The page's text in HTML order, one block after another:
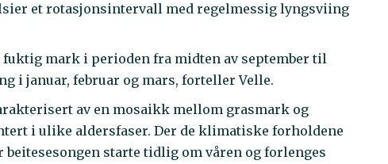
et rotasjonsintervall med regelmessig lyngsviing
mark i perioden fra midten av september til
i januar, februar og mars, forteller Velle.
av en mosaikk mellom grasmark og
i ulike aldersfaser. Der de klimatiske forholdene
starte tidlig om våren og forlenges